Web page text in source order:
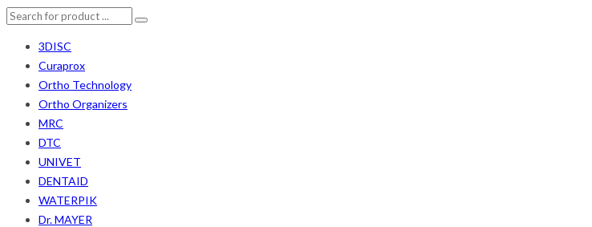
3DISC
Curaprox
Ortho Technology
Ortho Organizers
MRC
DTC
UNIVET
DENTAID
WATERPIK
Dr. MAYER